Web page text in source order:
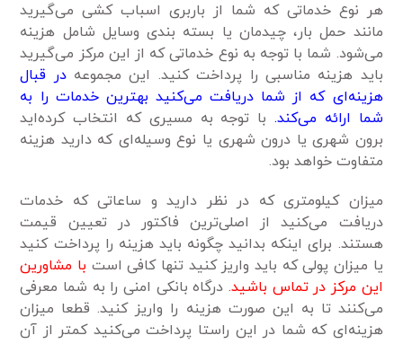
هر نوع خدماتی که شما از باربری اسباب کشی می‌گیرید
مانند حمل بار، چیدمان یا بسته بندی وسایل شامل هزینه
می‌شود. شما با توجه به نوع خدماتی که از این مرکز می‌گیرید
باید هزینه مناسبی را پرداخت کنید. این مجموعهدر قبال
هزینه‌ای که از شما دریافت می‌کنید بهترین خدمات را به
شما ارائه می‌کند. با توجه به مسیری که انتخاب کرده‌اید
برون شهری یا درون شهری یا نوع وسیله‌ای که دارید هزینه
متفاوت خواهد بود.
میزان کیلومتری که در نظر دارید و ساعاتی که خدمات
دریافت می‌کنید از اصلی‌ترین فاکتور در تعیین قیمت
هستند. برای اینکه بدانید چگونه باید هزینه را پرداخت کنید
یا میزان پولی که باید واریز کنید تنها کافی است با مشاورین
این مرکز در تماس باشید. درگاه بانکی امنی را به شما معرفی
می‌کنند تا به این صورت هزینه را واریز کنید. قطعا میزان
هزینه‌ای که شما در این راستا پرداخت می‌کنید کمتر از آن